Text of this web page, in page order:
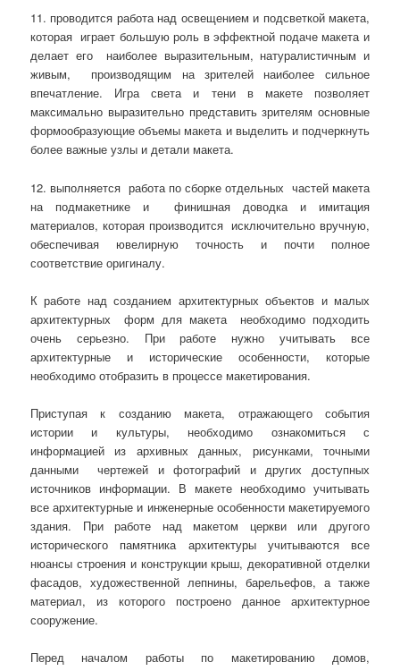
11. проводится работа над освещением и подсветкой макета,
которая играет большую роль в эффектной подаче макета и
делает его наиболее выразительным, натуралистичным и
живым, производящим на зрителей наиболее сильное
впечатление. Игра света и тени в макете позволяет
максимально выразительно представить зрителям основные
формообразующие объемы макета и выделить и подчеркнуть
более важные узлы и детали макета.
12. выполняется работа по сборке отдельных частей макета
на подмакетнике и финишная доводка и имитация
материалов, которая производится исключительно вручную,
обеспечивая ювелирную точность и почти полное
соответствие оригиналу.
К работе над созданием архитектурных объектов и малых
архитектурных форм для макета необходимо подходить
очень серьезно. При работе нужно учитывать все
архитектурные и исторические особенности, которые
необходимо отобразить в процессе макетирования.
Приступая к созданию макета, отражающего события
истории и культуры, необходимо ознакомиться с
информацией из архивных данных, рисунками, точными
данными чертежей и фотографий и других доступных
источников информации. В макете необходимо учитывать
все архитектурные и инженерные особенности макетируемого
здания. При работе над макетом церкви или другого
исторического памятника архитектуры учитываются все
нюансы строения и конструкции крыш, декоративной отделки
фасадов, художественной лепнины, барельефов, а также
материал, из которого построено данное архитектурное
сооружение.
Перед началом работы по макетированию домов,